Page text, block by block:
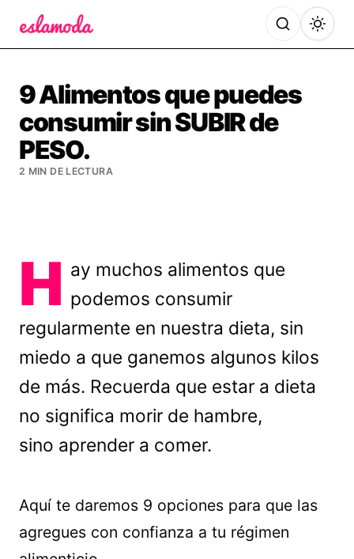
9 Alimentos que puedes
consumir sin SUBIR de
PESO.
2 MIN DE LECTURA
H ay muchos alimentos que
podemos consumir
regularmente en nuestra dieta, sin
miedo a que ganemos algunos kilos
de más. Recuerda que estar a dieta
no significa morir de hambre,
sino aprender a comer.
Aquí te daremos 9 opciones para que las
agregues con confianza a tu régimen